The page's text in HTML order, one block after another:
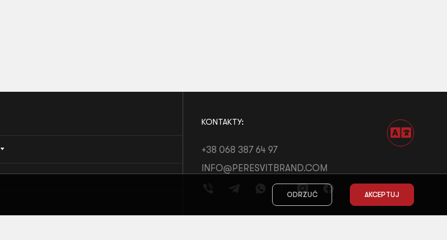
KONTAKTY:
+38 068 387 64 97
INFO@PERESVITBRAND.COM
ODRZUĆ AKCEPTUJ